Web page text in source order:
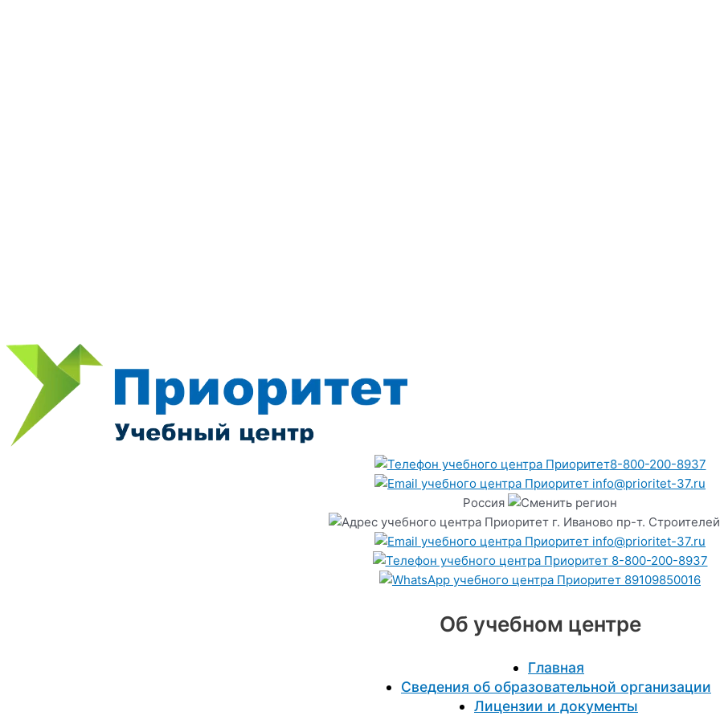
8-800-200-8937
info@prioritet-37.ru
Россия
г. Иваново пр-т.
info@prioritet-37.ru
8-800-200-8937
89109850016
Об учебном центре
Главная
Сведения об образовательной организации
Лицензии и документы